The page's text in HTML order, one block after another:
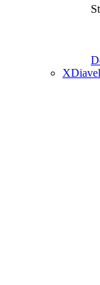
XDiavel